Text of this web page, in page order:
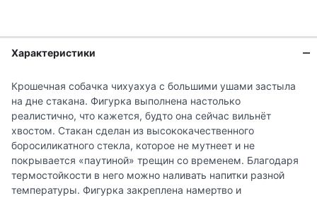
Характеристики
Крошечная собачка чихуахуа с большими ушами застыла
на дне стакана. Фигурка выполнена настолько
реалистично, что кажется, будто она сейчас вильнёт
хвостом. Стакан сделан из высококачественного
боросиликатного стекла, которое не мутнеет и не
покрывается «паутиной» трещин со временем. Благодаря
термостойкости в него можно наливать напитки разной
температуры. Фигурка закреплена намертво и